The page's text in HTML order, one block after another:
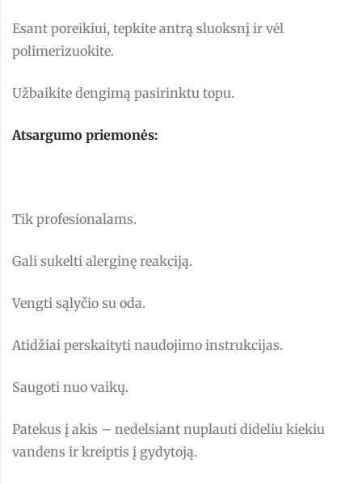
Esant poreikiui, tepkite antrą sluoksnį ir vėl
polimerizuokite.
Užbaikite dengimą pasirinktu topu.
Atsargumo priemonės:
Tik profesionalams.
Gali sukelti alerginę reakciją.
Vengti sąlyčio su oda.
Atidžiai perskaityti naudojimo instrukcijas.
Saugoti nuo vaikų.
Patekus į akis – nedelsiant nuplauti dideliu kiekiu
vandens ir kreiptis į gydytoją.